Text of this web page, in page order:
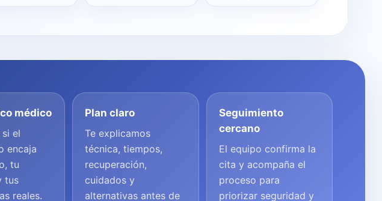
médico
el
encaja
tu
tus
reales.
Plan claro
Te explicamos
técnica, tiempos,
recuperación,
cuidados y
alternativas antes de
Seguimiento
cercano
El equipo confirma la
cita y acompaña el
proceso para
priorizar seguridad y